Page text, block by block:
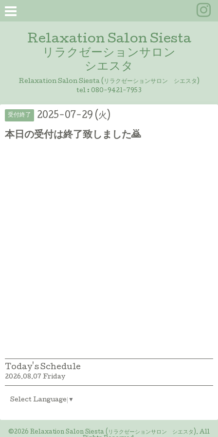
Relaxation Salon Siesta
リラクゼーションサロン
シエスタ
Relaxation Salon Siesta (リラクゼーションサロン シエスタ)
tel : 080-9421-7953
受付終了 2025-07-29 (火)
本日の受付は終了致しました🙇
Today's Schedule
2026.08.07 Friday
Select Language ▼
©2026 Relaxation Salon Siesta (リラクゼーションサロン シエスタ). All